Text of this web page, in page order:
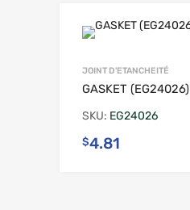
JOINT D'ETANCHEITÉ
GASKET (EG24026)
SKU: EG24026
$4.81